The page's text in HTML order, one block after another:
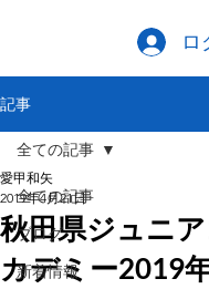
ロ
記事
全ての記事
ブログ
新着情報
全ての記事
秋田県ジュニ
カデミー2019
愛甲和矢
2019年4月21日